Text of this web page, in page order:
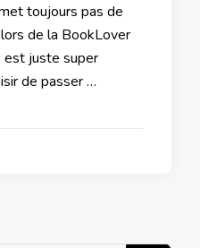
toujours pas de
de la BookLover
est juste super
de passer …